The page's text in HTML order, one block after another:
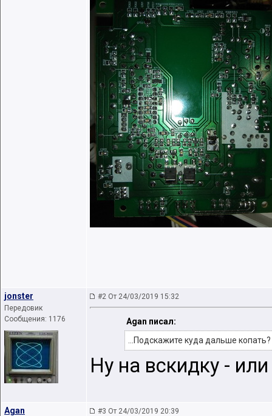
jonster
Передовик
Сообщения: 1176
#2 От 24/03/2019 15:32
Agan писал:
...Подскажите куда дальше копать?
Ну на вскидку -
Agan #3 От 24/03/2019 20:39